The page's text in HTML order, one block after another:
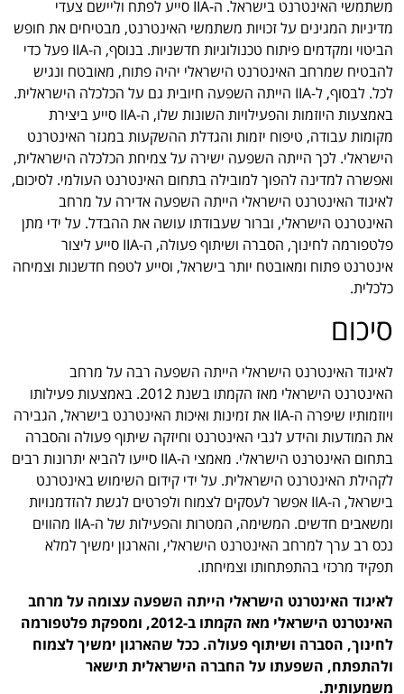
משתמשי האינטרנט בישראל. ה-IIA סייע לפתח וליישם צעדי
מדיניות המגינים על זכויות משתמשי האינטרנט, מבטיחים את חופש
הביטוי ומקדמים פיתוח טכנולוגיות חדשניות. בנוסף, ה-IIA פעל כדי
להבטיח שמרחב האינטרנט הישראלי יהיה פתוח, מאובטח ונגיש
לכל. לבסוף, ל-IIA הייתה השפעה חיובית גם על הכלכלה הישראלית.
באמצעות היוזמות והפעילויות השונות שלו, ה-IIA סייע ביצירת
מקומות עבודה, טיפוח יזמות והגדלת ההשקעות במגזר האינטרנט
הישראלי. לכך הייתה השפעה ישירה על צמיחת הכלכלה הישראלית,
ואפשרה למדינה להפוך למובילה בתחום האינטרנט העולמי. לסיכום,
לאיגוד האינטרנט הישראלי הייתה השפעה אדירה על מרחב
האינטרנט הישראלי, וברור שעבודתו עושה את ההבדל. על ידי מתן
פלטפורמה לחינוך, הסברה ושיתוף פעולה, ה-IIA סייע ליצור
אינטרנט פתוח ומאובטח יותר בישראל, וסייע לטפח חדשנות וצמיחה
כלכלית.
סיכום
לאיגוד האינטרנט הישראלי הייתה השפעה רבה על מרחב
האינטרנט הישראלי מאז הקמתו בשנת 2012. באמצעות פעילותו
ויוזמותיו שיפרה ה-IIA את זמינות ואיכות האינטרנט בישראל, הגבירה
את המודעות והידע לגבי האינטרנט וחיזקה שיתוף פעולה והסברה
בתחום האינטרנט הישראלי. מאמצי ה-IIA סייעו להביא יתרונות רבים
לקהילת האינטרנט הישראלית. על ידי קידום השימוש באינטרנט
בישראל, ה-IIA אפשר לעסקים לצמוח ולפרטים לגשת להזדמנויות
ומשאבים חדשים. המשימה, המטרות והפעילות של ה-IIA מהווים
נכס רב ערך למרחב האינטרנט הישראלי, והארגון ימשיך למלא
תפקיד מרכזי בהתפתחותו וצמיחתו.
לאיגוד האינטרנט הישראלי הייתה השפעה עצומה על מרחב
האינטרנט הישראלי מאז הקמתו ב-2012, ומספקת פלטפורמה
לחינוך, הסברה ושיתוף פעולה. ככל שהארגון ימשיך לצמוח
ולהתפתח, השפעתו על החברה הישראלית תישאר
משמעותית.